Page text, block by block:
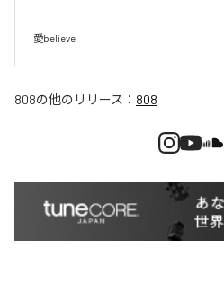
愛believe
808の他のリリース： 808